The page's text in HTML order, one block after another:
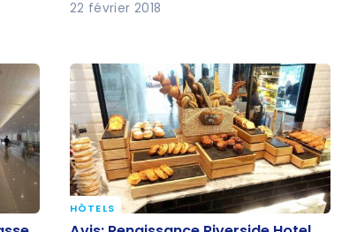
le bandeau des cookies
22 février 2018
Avis: Renaissance Riverside Hotel
HÔTELS